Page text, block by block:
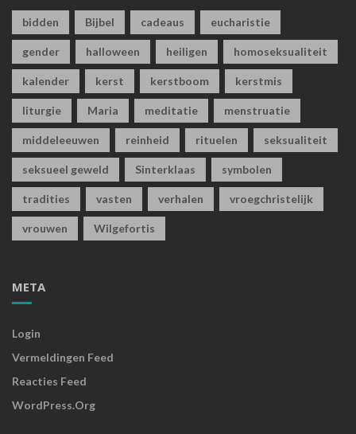
bidden Bijbel cadeaus eucharistie
gender halloween heiligen homoseksualiteit
kalender kerst kerstboom kerstmis
liturgie Maria meditatie menstruatie
middeleeuwen reinheid rituelen seksualiteit
seksueel geweld Sinterklaas symbolen
tradities vasten verhalen vroegchristelijk
vrouwen Wilgefortis
META
Login
Vermeldingen Feed
Reacties Feed
WordPress.org